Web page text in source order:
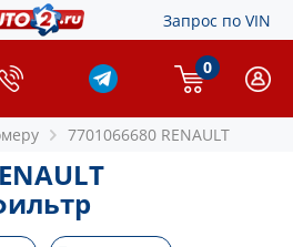
Запрос по VIN
0
7701066680 RENAULT